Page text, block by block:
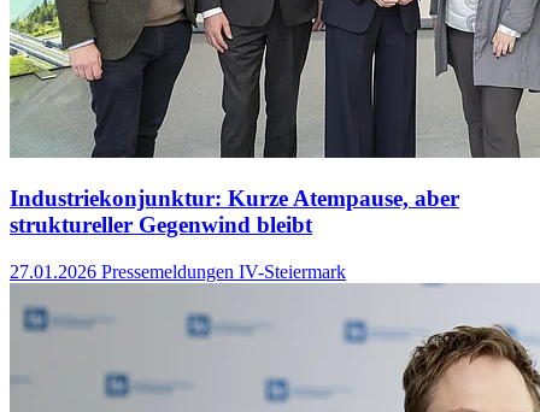
Industriekonjunktur: Kurze Atempause, aber
struktureller Gegenwind bleibt
27.01.2026 Pressemeldungen IV-Steiermark